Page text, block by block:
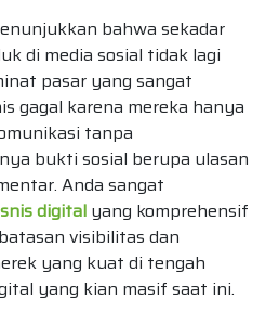
bahwa sekadar
di media sosial tidak lagi
pasar yang sangat
gagal karena mereka hanya
tanpa
bukti sosial berupa ulasan
Anda sangat
digital yang komprehensif
visibilitas dan
yang kuat di tengah
yang kian masif saat ini.